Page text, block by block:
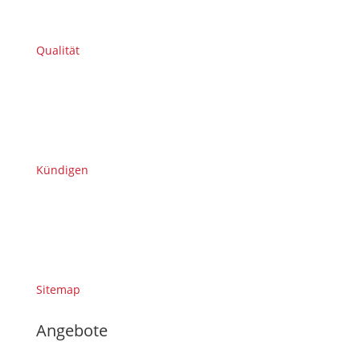
Qualität
Kündigen
Sitemap
Angebote